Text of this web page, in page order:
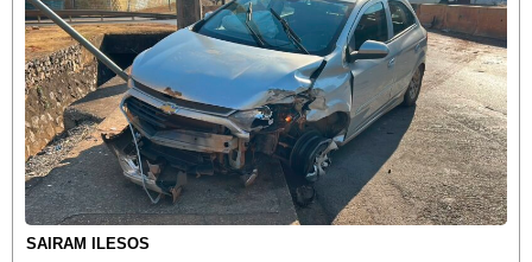
SAIRAM ILESOS